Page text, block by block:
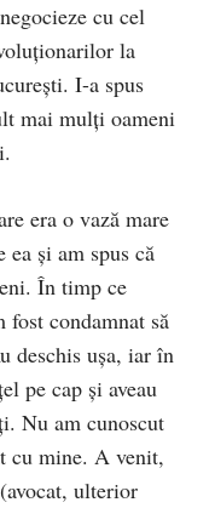
cu cel
la
I-a spus
mai mulți oameni
era o vază mare
și am spus că
În timp ce
fost condamnat să
deschis ușa, iar în
pe cap și aveau
Nu am cunoscut
cu mine. A venit,
ulterior